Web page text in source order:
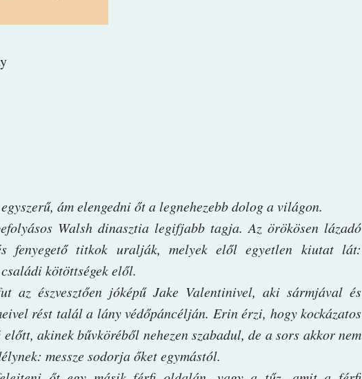
ám elengedni őt a legnehezebb dolog a világon.
Walsh dinasztia legifjabb tagja. Az örökösen lázadó
fenyegető titkok uralják, melyek elől egyetlen kiutat lát:
kötöttségek elől.
az észvesztően jóképű Jake Valentinivel, aki sármjával és
rést talál a lány védőpáncélján. Erin érzi, hogy kockázatos
akinek bűvköréből nehezen szabadul, de a sors akkor nem
messze sodorja őket egymástól.